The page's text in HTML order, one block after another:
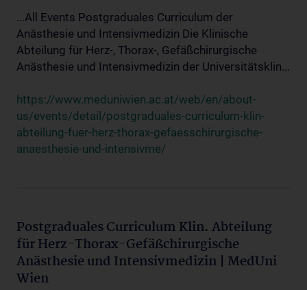
...All Events Postgraduales Curriculum der
Anästhesie und Intensivmedizin Die Klinische
Abteilung für Herz-, Thorax-, Gefäßchirurgische
Anästhesie und Intensivmedizin der Universitätsklin...
https://www.meduniwien.ac.at/web/en/about-
us/events/detail/postgraduales-curriculum-klin-
abteilung-fuer-herz-thorax-gefaesschirurgische-
anaesthesie-und-intensivme/
Postgraduales Curriculum Klin. Abteilung
für Herz-Thorax-Gefäßchirurgische
Anästhesie und Intensivmedizin | MedUni
Wien